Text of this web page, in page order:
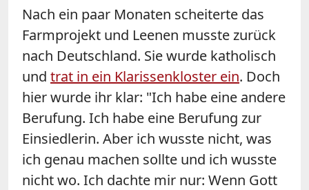
Nach ein paar Monaten scheiterte das
Farmprojekt und Leenen musste zurück
nach Deutschland. Sie wurde katholisch
und trat in ein Klarissenkloster ein. Doch
hier wurde ihr klar: "Ich habe eine andere
Berufung. Ich habe eine Berufung zur
Einsiedlerin. Aber ich wusste nicht, was
ich genau machen sollte und ich wusste
nicht wo. Ich dachte mir nur: Wenn Gott